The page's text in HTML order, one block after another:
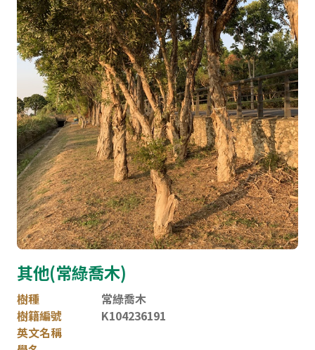
狀況通報
網站導覽
其他(常綠喬木)
樹種
常綠喬木
樹籍編號
K104236191
英文名稱